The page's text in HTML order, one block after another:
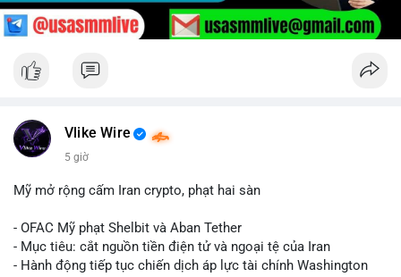
Vlike Wire
5 giờ
Mỹ mở rộng cấm Iran crypto, phạt hai sàn
- OFAC Mỹ phạt Shelbit và Aban Tether
- Mục tiêu: cắt nguồn tiền điện tử và ngoại tệ của Iran
- Hành động tiếp tục chiến dịch áp lực tài chính Washington